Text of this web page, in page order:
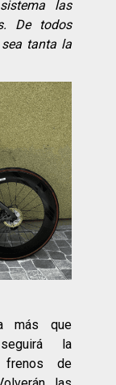
las
De todos
tanta la
más que
la
frenos de